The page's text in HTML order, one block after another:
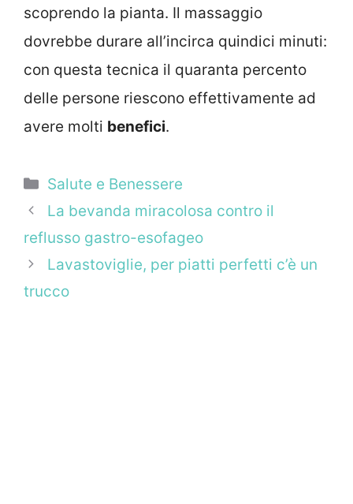
scoprendo la pianta. Il massaggio
dovrebbe durare all’incirca quindici minuti:
con questa tecnica il quaranta percento
delle persone riescono effettivamente ad
avere molti benefici.
Categorie
Salute e Benessere
La bevanda miracolosa contro il
reflusso gastro-esofageo
Lavastoviglie, per piatti perfetti c’è un
trucco